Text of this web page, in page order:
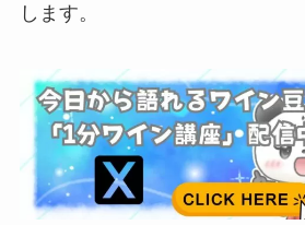
します。